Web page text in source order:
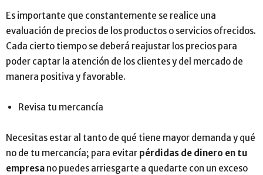
Es importante que constantemente se realice una
evaluación de precios de los productos o servicios ofrecidos.
Cada cierto tiempo se deberá reajustar los precios para
poder captar la atención de los clientes y del mercado de
manera positiva y favorable.
Revisa tu mercancía
Necesitas estar al tanto de qué tiene mayor demanda y qué
no de tu mercancía; para evitar pérdidas de dinero en tu
empresa no puedes arriesgarte a quedarte con un exceso